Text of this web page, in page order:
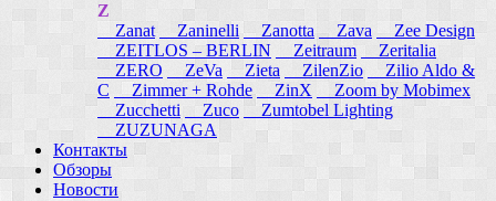
Z
Zanat
Zaninelli Zanotta Zava
Zee Design
ZEITLOS – BERLIN
Zeitraum
Zeritalia
ZERO
ZeVa Zieta ZilenZio
Zilio Aldo &
C
Zimmer + Rohde ZinX
Zoom by Mobimex
Zucchetti
Zuco
Zumtobel Lighting
ZUZUNAGA
Контакты
Обзоры
Новости